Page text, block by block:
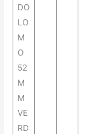
DO
LO
M
O
52
M
M
VE
RD